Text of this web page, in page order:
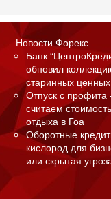
Новости Форекс
Банк
обновил
старинных
Отпуск с профита
считаем стоимость
отдыха в Гоа
Оборотные
кислород для
или скрытая